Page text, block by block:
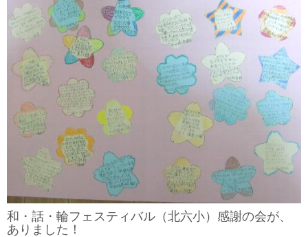
和・話・輪フェスティバル（北六小）感謝の会が、
ありました！